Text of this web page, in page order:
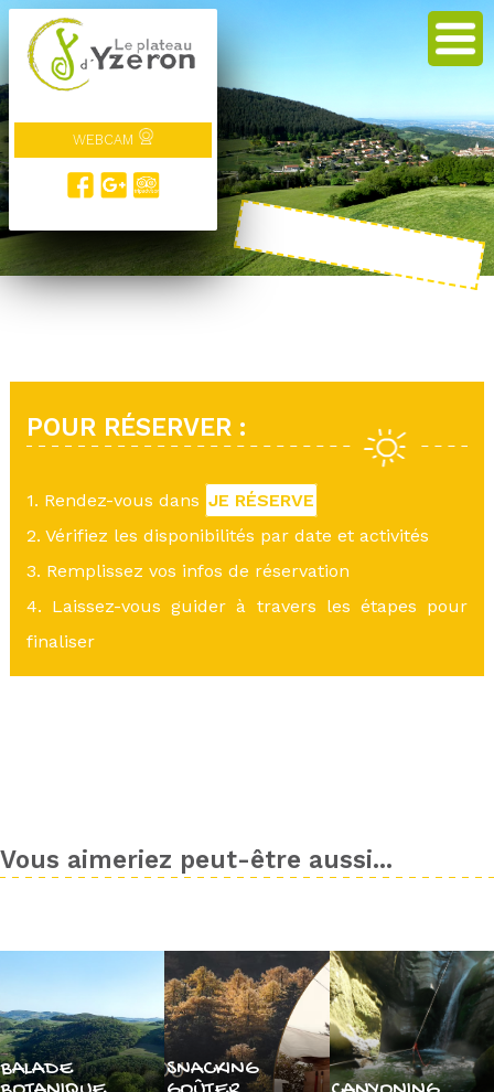
WEBCAM
POUR RÉSERVER :
1. Rendez-vous dans JE RÉSERVE
2. Vérifiez les disponibilités par date et activités
3. Remplissez vos infos de réservation
4. Laissez-vous guider à travers les étapes pour
finaliser
Vous aimeriez peut-être aussi...
BALADE
SNACKING